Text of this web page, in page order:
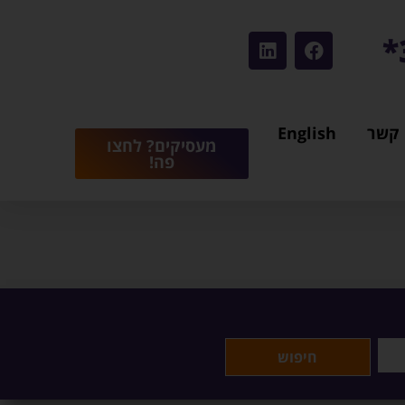
קשר
English
מעסיקים? לחצו
פה!